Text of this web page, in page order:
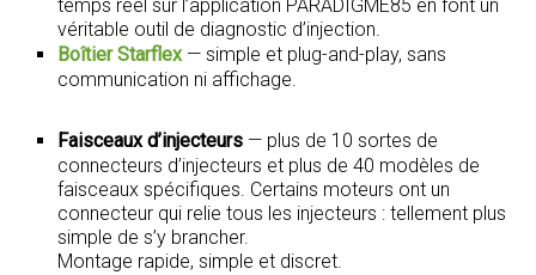
temps réel sur l’application PARADIGME85 en font un
véritable outil de diagnostic d’injection.
Boîtier Starflex— simple et plug-and-play, sans
communication ni affichage.
Faisceaux d’injecteurs — plus de 10 sortes de
connecteurs d’injecteurs et plus de 40 modèles de
faisceaux spécifiques. Certains moteurs ont un
connecteur qui relie tous les injecteurs : tellement plus
simple de s’y brancher.
Montage rapide, simple et discret.